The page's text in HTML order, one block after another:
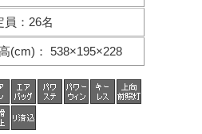
員 ： 26名
(cm) ： 538×195×228